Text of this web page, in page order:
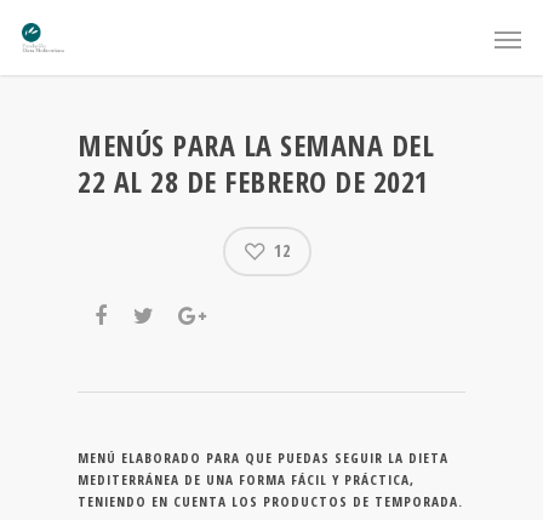
MENÚS PARA LA SEMANA DEL
22 AL 28 DE FEBRERO DE 2021
12
MENÚ ELABORADO PARA QUE PUEDAS SEGUIR LA DIETA
MEDITERRÁNEA DE UNA FORMA FÁCIL Y PRÁCTICA,
TENIENDO EN CUENTA LOS PRODUCTOS DE TEMPORADA.